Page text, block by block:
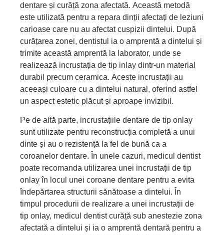
dentare și curăță zona afectată. Această metodă
este utilizată pentru a repara dinții afectați de leziuni
carioase care nu au afectat cuspizii dintelui. După
curățarea zonei, dentistul ia o amprentă a dintelui și
trimite această amprentă la laborator, unde se
realizează incrustația de tip inlay dintr-un material
durabil precum ceramica. Aceste incrustații au
aceeași culoare cu a dintelui natural, oferind astfel
un aspect estetic plăcut și aproape invizibil.
Pe de altă parte, incrustațiile dentare de tip onlay
sunt utilizate pentru reconstrucția completă a unui
dinte și au o rezistență la fel de bună ca a
coroanelor dentare. În unele cazuri, medicul dentist
poate recomanda utilizarea unei incrustații de tip
onlay în locul unei coroane dentare pentru a evita
îndepărtarea structurii sănătoase a dintelui. În
timpul procedurii de realizare a unei incrustații de
tip onlay, medicul dentist curăță sub anestezie zona
afectată a dintelui și ia o amprentă dentară pentru a